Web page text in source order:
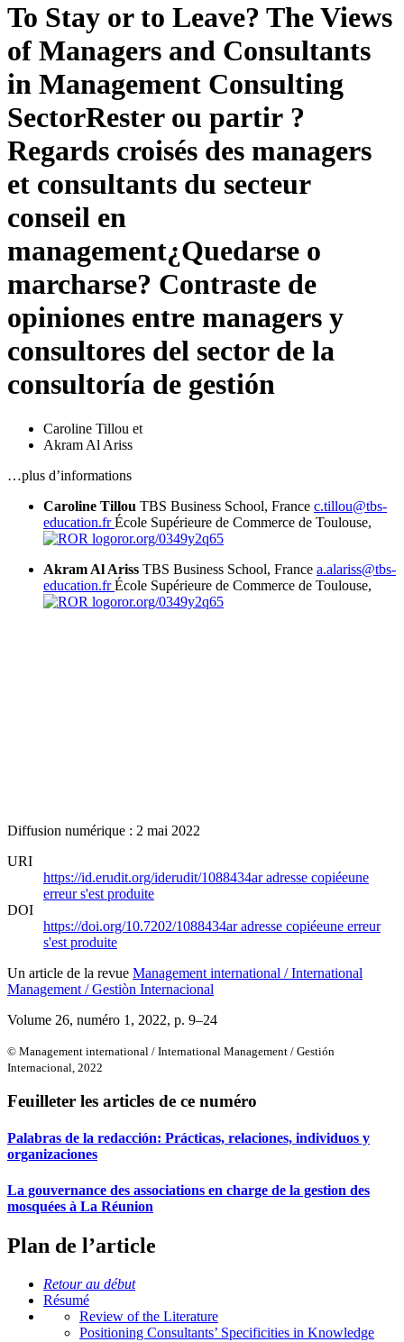
To Stay or to Leave? The Views
of Managers and Consultants
in Management Consulting
SectorRester ou partir ?
Regards croisés des managers
et consultants du secteur
conseil en
management¿Quedarse o
marcharse? Contraste de
opiniones entre managers y
consultores del sector de la
consultoría de gestión
Caroline Tillou et
Akram Al Ariss
…plus d’informations
Caroline Tillou TBS Business School, France c.tillou@tbs-
education.frÉcole Supérieure de Commerce de Toulouse,
ror.org/0349y2q65
Akram Al Ariss TBS Business School, France a.alariss@tbs-
education.frÉcole Supérieure de Commerce de Toulouse,
ror.org/0349y2q65
Diffusion numérique : 2 mai 2022
URI
https://id.erudit.org/iderudit/1088434aradresse copiéeune
erreur s'est produite
DOI
https://doi.org/10.7202/1088434aradresse copiéeune erreur
s'est produite
Un article de la revue Management international / International
Management / Gestiòn Internacional
Volume 26, numéro 1, 2022, p. 9–24
© Management international / International Management / Gestión
Internacional, 2022
Feuilleter les articles de ce numéro
Palabras de la redacción: Prácticas, relaciones, individuos y
organizaciones
La gouvernance des associations en charge de la gestion des
mosquées à La Réunion
Plan de l’article
Retour au début
Résumé
Review of the Literature
Positioning Consultants’ Specificities in Knowledge